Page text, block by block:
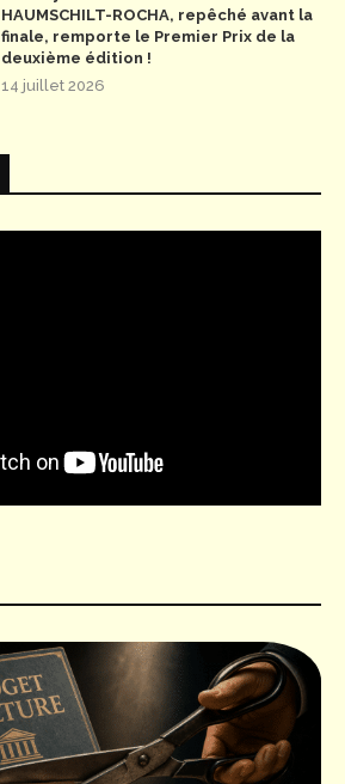
HAUMSCHILT-ROCHA, repêché avant la
finale, remporte le Premier Prix de la
deuxième édition !
14 juillet 2026